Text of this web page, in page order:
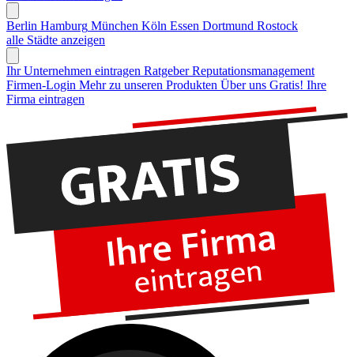
Berlin Hamburg München Köln Essen Dortmund Rostock
alle Städte anzeigen
Ihr Unternehmen eintragen Ratgeber Reputationsmanagement
Firmen-Login Mehr zu unseren Produkten Über uns Gratis! Ihre
Firma eintragen